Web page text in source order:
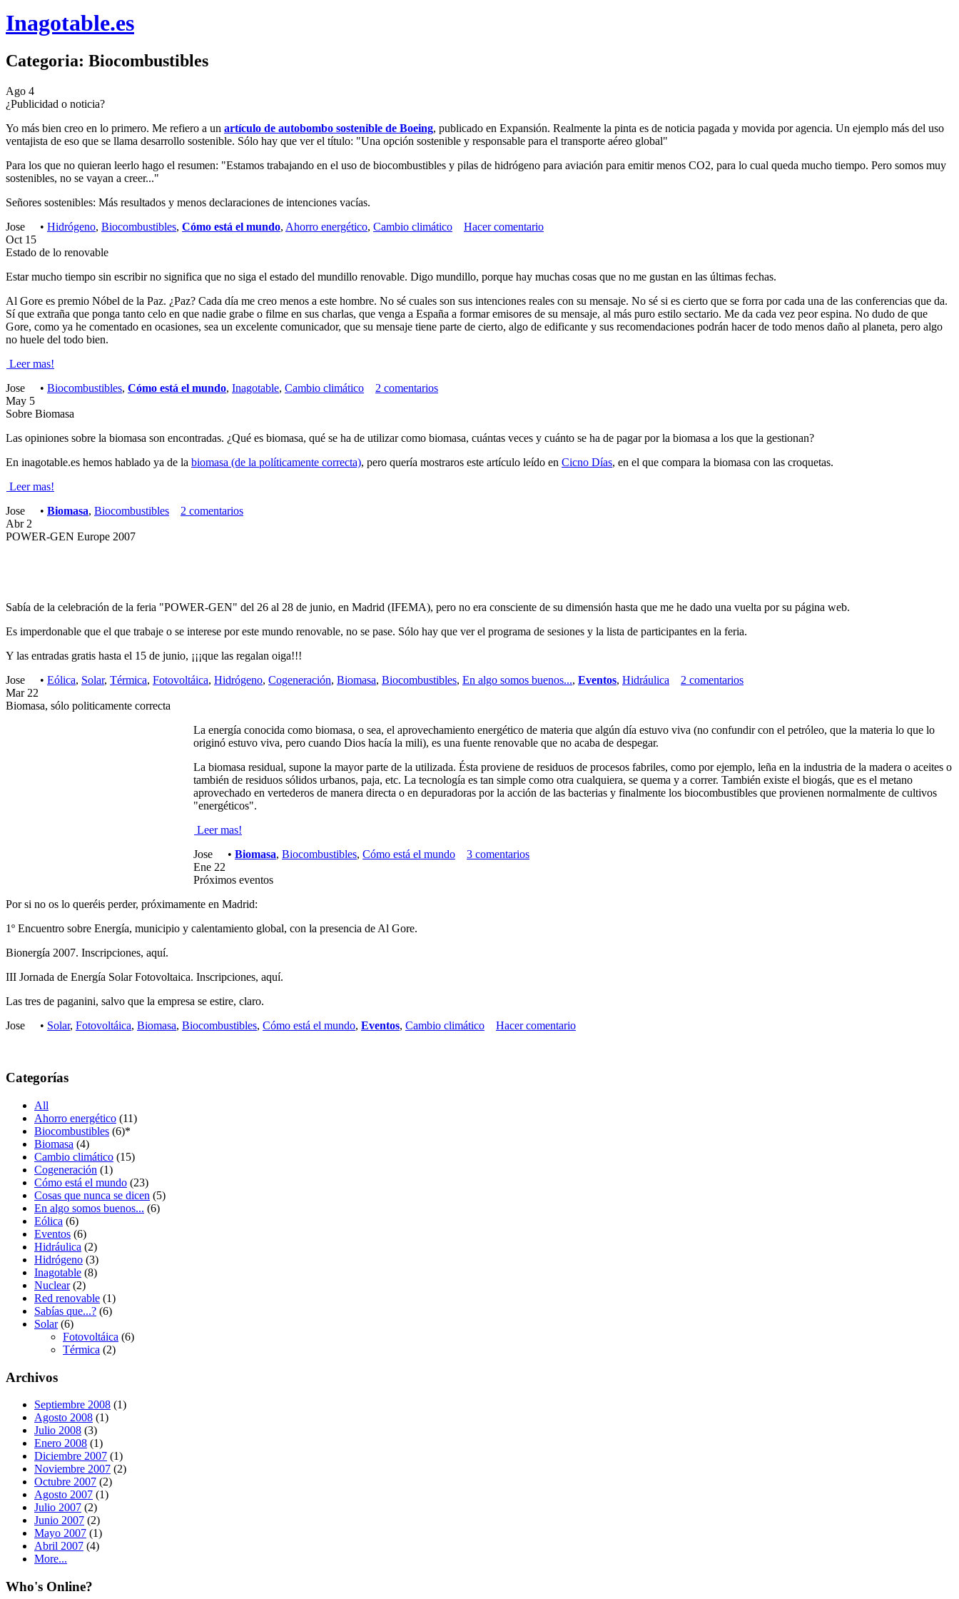
Inagotable.es
Categoria: Biocombustibles
Ago 4
¿Publicidad o noticia?
Yo más bien creo en lo primero. Me refiero a un artículo de autobombo sostenible de Boeing, publicado en Expansión. Realmente la pinta es de noticia pagada y movida por agencia. Un ejemplo más del uso
ventajista de eso que se llama desarrollo sostenible. Sólo hay que ver el título: "Una opción sostenible y responsable para el transporte aéreo global"
Para los que no quieran leerlo hago el resumen: "Estamos trabajando en el uso de biocombustibles y pilas de hidrógeno para aviación para emitir menos CO2, para lo cual queda mucho tiempo. Pero somos muy
sostenibles, no se vayan a creer..."
Señores sostenibles: Más resultados y menos declaraciones de intenciones vacías.
Jose
• Hidrógeno, Biocombustibles, Cómo está el mundo, Ahorro energético, Cambio climático
Hacer comentario
Oct 15
Estado de lo renovable
Estar mucho tiempo sin escribir no significa que no siga el estado del mundillo renovable. Digo mundillo, porque hay muchas cosas que no me gustan en las últimas fechas.
Al Gore es premio Nóbel de la Paz. ¿Paz? Cada día me creo menos a este hombre. No sé cuales son sus intenciones reales con su mensaje. No sé si es cierto que se forra por cada una de las conferencias que da.
Sí que extraña que ponga tanto celo en que nadie grabe o filme en sus charlas, que venga a España a formar emisores de su mensaje, al más puro estilo sectario. Me da cada vez peor espina. No dudo de que
Gore, como ya he comentado en ocasiones, sea un excelente comunicador, que su mensaje tiene parte de cierto, algo de edificante y sus recomendaciones podrán hacer de todo menos daño al planeta, pero algo
no huele del todo bien.
Leer mas!
Jose
• Biocombustibles, Cómo está el mundo, Inagotable, Cambio climático
2 comentarios
May 5
Sobre Biomasa
Las opiniones sobre la biomasa son encontradas. ¿Qué es biomasa, qué se ha de utilizar como biomasa, cuántas veces y cuánto se ha de pagar por la biomasa a los que la gestionan?
En inagotable.es hemos hablado ya de la biomasa (de la políticamente correcta), pero quería mostraros este artículo leído en Cicno Días, en el que compara la biomasa con las croquetas.
Leer mas!
Jose
• Biomasa, Biocombustibles
2 comentarios
Abr 2
POWER-GEN Europe 2007
Sabía de la celebración de la feria "POWER-GEN" del 26 al 28 de junio, en Madrid (IFEMA), pero no era consciente de su dimensión hasta que me he dado una vuelta porsu página web.
Es imperdonable que el que trabaje o se interese por este mundo renovable, no se pase. Sólo hay que ver el programa de sesiones y la lista de participantes en la feria.
Y las entradas gratis hasta el 15 de junio, ¡¡¡que las regalan oiga!!!
Jose
• Eólica, Solar, Térmica, Fotovoltáica, Hidrógeno, Cogeneración, Biomasa, Biocombustibles, En algo somos buenos..., Eventos, Hidráulica
2 comentarios
Mar 22
Biomasa, sólo politicamente correcta
La energía conocida como biomasa, o sea, el aprovechamiento energético de materia que algún día estuvo viva (no confundir con el petróleo, que la materia lo que lo
originó estuvo viva, pero cuando Dios hacía la mili), es una fuente renovable que no acaba de despegar.
La biomasa residual, supone la mayor parte de la utilizada. Ésta proviene de residuos de procesos fabriles, como por ejemplo, leña en la industria de la madera o aceites o
también de residuos sólidos urbanos, paja, etc. La tecnología es tan simple como otra cualquiera, se quema y a correr. También existe el biogás, que es el metano
aprovechado en vertederos de manera directa o en depuradoras por la acción de las bacterias y finalmente los biocombustibles que provienen normalmente de cultivos
"energéticos".
Leer mas!
Jose
• Biomasa, Biocombustibles, Cómo está el mundo
3 comentarios
Ene 22
Próximos eventos
Por si no os lo queréis perder, próximamente en Madrid:
1º Encuentro sobre Energía, municipio y calentamiento global, con la presencia de Al Gore.
Bionergía 2007. Inscripciones, aquí.
III Jornada de Energía Solar Fotovoltaica. Inscripciones, aquí.
Las tres de paganini, salvo que la empresa se estire, claro.
Jose
• Solar, Fotovoltáica, Biomasa, Biocombustibles, Cómo está el mundo, Eventos, Cambio climático Hacer comentario
Categorías
All
Ahorro energético (11)
Biocombustibles (6)*
Biomasa (4)
Cambio climático (15)
Cogeneración (1)
Cómo está el mundo (23)
Cosas que nunca se dicen (5)
En algo somos buenos... (6)
Eólica (6)
Eventos (6)
Hidráulica (2)
Hidrógeno (3)
Inagotable (8)
Nuclear (2)
Red renovable (1)
Sabías que...? (6)
Solar (6)
Fotovoltáica (6)
Térmica (2)
Archivos
Septiembre 2008 (1)
Agosto 2008 (1)
Julio 2008 (3)
Enero 2008 (1)
Diciembre 2007 (1)
Noviembre 2007 (2)
Octubre 2007 (2)
Agosto 2007 (1)
Julio 2007 (2)
Junio 2007 (2)
Mayo 2007 (1)
Abril 2007 (4)
More...
Who's Online?